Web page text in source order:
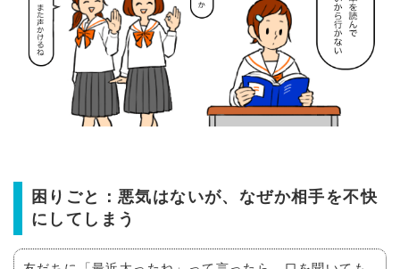
困りごと：悪気はないが、なぜか相手を不快
にしてしまう